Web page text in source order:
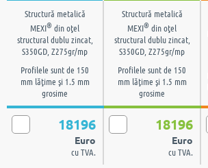
Structură metalică
MEXI® din oţel
structural dublu zincat,
S350GD, Z275gr/mp
Profilele sunt de 150
mm lăţime şi 1.5 mm
grosime
Structură metalică
MEXI® din oţel
structural dublu zincat,
S350GD, Z275gr/mp
Profilele sunt de 150
mm lăţime şi 1.5 mm
grosime
18196
Euro
cu TVA.
18196
Euro
cu TVA.